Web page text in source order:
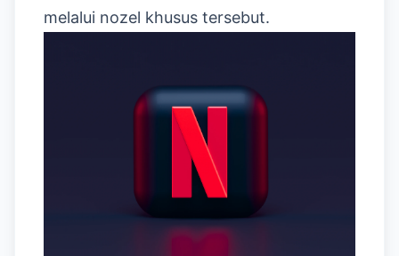
melalui nozel khusus tersebut.